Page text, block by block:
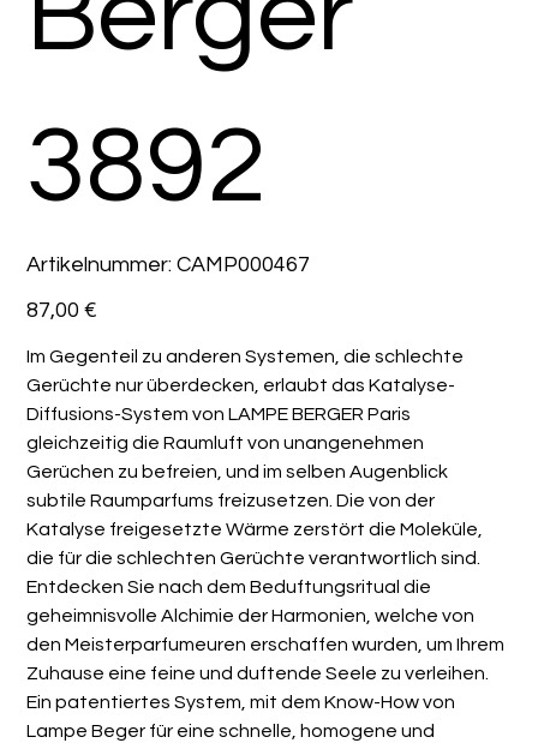
3892
Artikelnummer: Artikelnummer:
CAMP000467
CAMP000467
Preis
87,00 €
Im Gegenteil zu anderen Systemen, die schlechte
Gerüchte nur überdecken, erlaubt das Katalyse-
Diffusions-System von LAMPE BERGER Paris
gleichzeitig die Raumluft von unangenehmen
Gerüchen zu befreien, und im selben Augenblick
subtile Raumparfums freizusetzen. Die von der
Katalyse freigesetzte Wärme zerstört die Moleküle,
die für die schlechten Gerüchte verantwortlich sind.
Entdecken Sie nach dem Beduftungsritual die
geheimnisvolle Alchimie der Harmonien, welche von
den Meisterparfumeuren erschaffen wurden, um Ihrem
Zuhause eine feine und duftende Seele zu verleihen.
Ein patentiertes System, mit dem Know-How von
Lampe Beger für eine schnelle, homogene und